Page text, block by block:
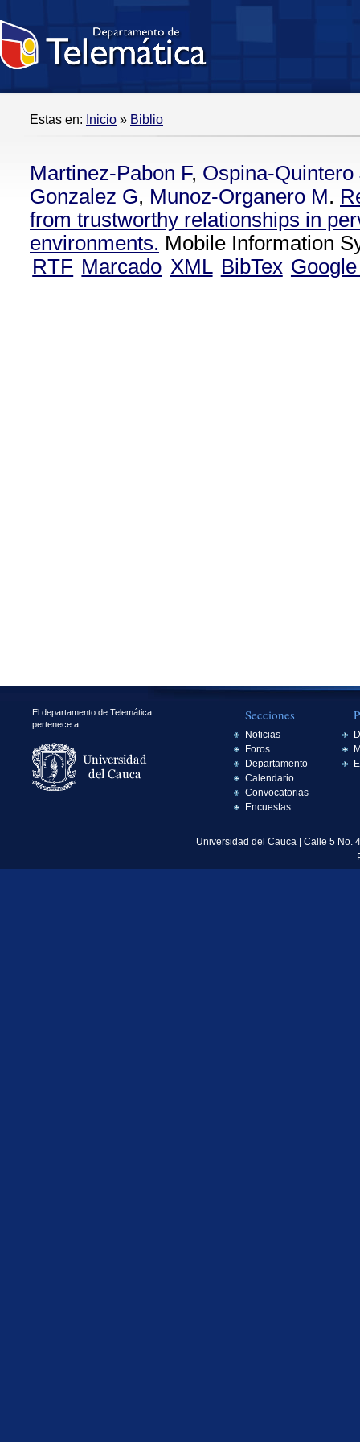
Estas en: Inicio » Biblio
Martinez-Pabon F, Ospina-Quintero
Gonzalez G, Munoz-Organero M.
from trustworthy relationships in
environments. Mobile Information
RTF Marcado XML BibTex
El departamento de Telemática
pertenece a:
Secciones
Noticias
Foros
Departamento
Calendario
Convocatorias
Encuestas
Universidad del Cauca | Calle 5 No.